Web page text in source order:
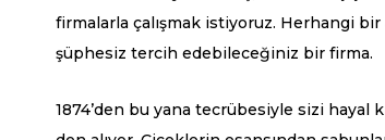
firmalarla çalışmak istiyoruz. Herhangi
şüphesiz tercih edebileceğiniz bir firma.
1874’den bu yana tecrübesiyle sizi hayal